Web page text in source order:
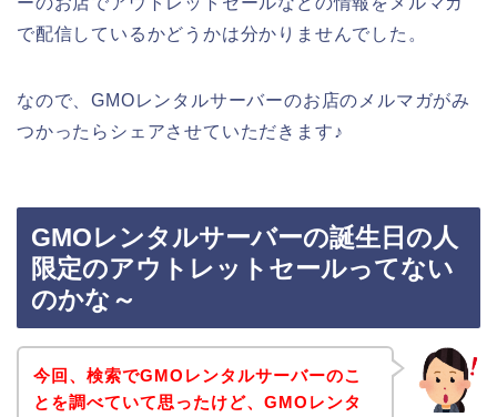
で配信しているかどうかは分かりませんでした。
なので、GMOレンタルサーバーのお店のメルマガがみ
つかったらシェアさせていただきます♪
GMOレンタルサーバーの誕生日の人
限定のアウトレットセールってない
のかな～
今回、検索でGMOレンタルサーバーのこ
とを調べていて思ったけど、GMOレンタ